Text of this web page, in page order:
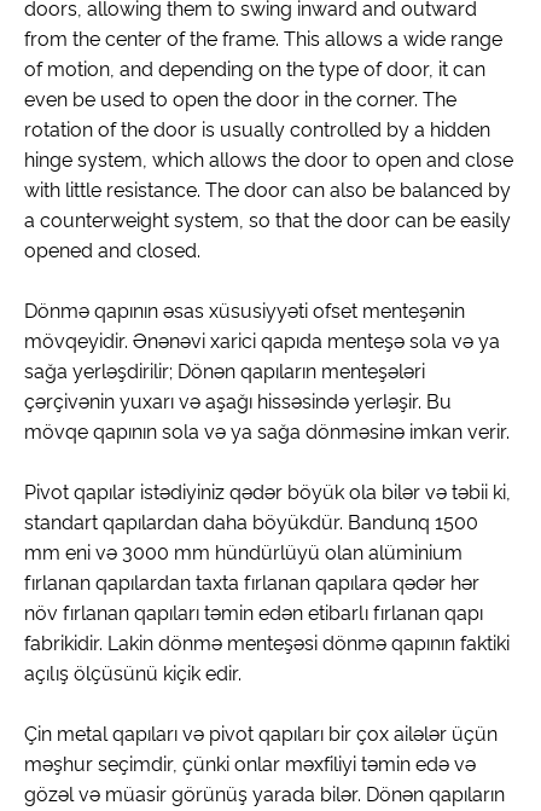
doors, allowing them to swing inward and outward
from the center of the frame. This allows a wide range
of motion, and depending on the type of door, it can
even be used to open the door in the corner. The
rotation of the door is usually controlled by a hidden
hinge system, which allows the door to open and close
with little resistance. The door can also be balanced by
a counterweight system, so that the door can be easily
opened and closed.
Dönmə qapının əsas xüsusiyyəti ofset menteşənin
mövqeyidir. Ənənəvi xarici qapıda menteşə sola və ya
sağa yerləşdirilir; Dönən qapıların menteşələri
çərçivənin yuxarı və aşağı hissəsində yerləşir. Bu
mövqe qapının sola və ya sağa dönməsinə imkan verir.
Pivot qapılar istədiyiniz qədər böyük ola bilər və təbii ki,
standart qapılardan daha böyükdür. Bandunq 1500
mm eni və 3000 mm hündürlüyü olan alüminium
fırlanan qapılardan taxta fırlanan qapılara qədər hər
növ fırlanan qapıları təmin edən etibarlı fırlanan qapı
fabrikidir. Lakin dönmə menteşəsi dönmə qapının faktiki
açılış ölçüsünü kiçik edir.
Çin metal qapıları və pivot qapıları bir çox ailələr üçün
məşhur seçimdir, çünki onlar məxfiliyi təmin edə və
gözəl və müasir görünüş yarada bilər. Dönən qapıların